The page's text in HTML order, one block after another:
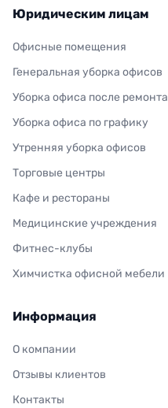
Юридическим лицам
Офисные помещения
Генеральная уборка офисов
Уборка офиса после ремонта
Уборка офиса по графику
Утренняя уборка офисов
Торговые центры
Кафе и рестораны
Медицинские учреждения
Фитнес-клубы
Химчистка офисной мебели
Информация
О компании
Отзывы клиентов
Контакты